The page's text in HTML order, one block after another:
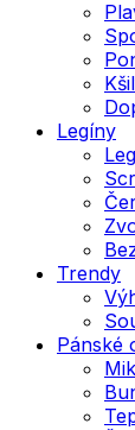
Legíny
Trendy
Pánské